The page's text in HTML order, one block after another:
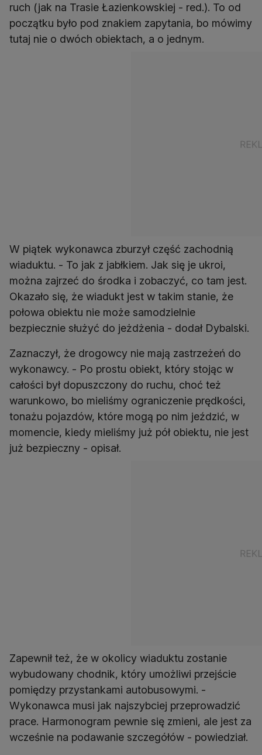
ruch (jak na Trasie Łazienkowskiej - red.). To od
początku było pod znakiem zapytania, bo mówimy
tutaj nie o dwóch obiektach, a o jednym.
W piątek wykonawca zburzył część zachodnią
wiaduktu. - To jak z jabłkiem. Jak się je ukroi,
można zajrzeć do środka i zobaczyć, co tam jest.
Okazało się, że wiadukt jest w takim stanie, że
połowa obiektu nie może samodzielnie
bezpiecznie służyć do jeżdżenia - dodał Dybalski.
Zaznaczył, że drogowcy nie mają zastrzeżeń do
wykonawcy. - Po prostu obiekt, który stojąc w
całości był dopuszczony do ruchu, choć też
warunkowo, bo mieliśmy ograniczenie prędkości,
tonażu pojazdów, które mogą po nim jeździć, w
momencie, kiedy mieliśmy już pół obiektu, nie jest
już bezpieczny - opisał.
Zapewnił też, że w okolicy wiaduktu zostanie
wybudowany chodnik, który umożliwi przejście
pomiędzy przystankami autobusowymi. -
Wykonawca musi jak najszybciej przeprowadzić
prace. Harmonogram pewnie się zmieni, ale jest za
wcześnie na podawanie szczegółów - powiedział.